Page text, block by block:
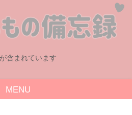
含まれています
MENU